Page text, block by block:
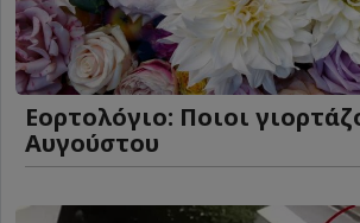
Εορτολόγιο: Ποιοι
Αυγούστου